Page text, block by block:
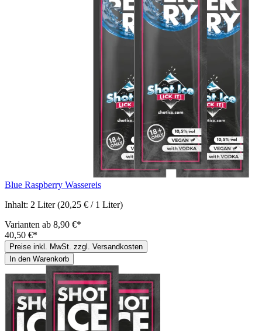
Blue Raspberry Wassereis
Inhalt: 2 Liter(20,25 € / 1 Liter)
Varianten ab 8,90 €*
40,50 €*
Preise inkl. MwSt. zzgl. Versandkosten
In den Warenkorb